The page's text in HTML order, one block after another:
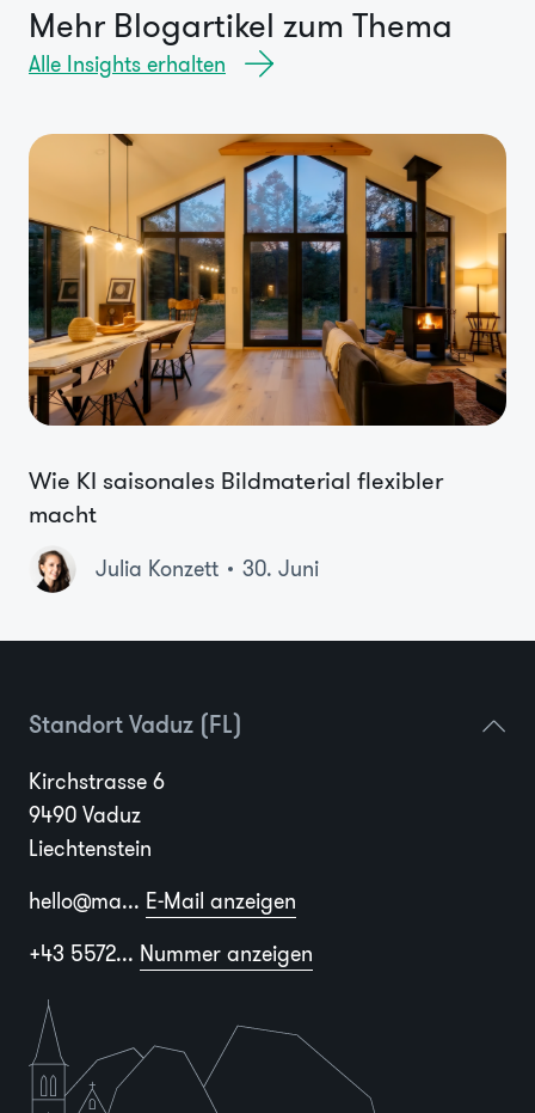
Mehr Blogartikel zum Thema
Alle Insights erhalten
Wie KI saisonales Bildmaterial flexibler
macht
Julia Konzett 30. Juni
Standort Vaduz (FL)
Kirchstrasse 6
9490 Vaduz
Liechtenstein
hello@ma... E-Mail anzeigen
+43 5572... Nummer anzeigen